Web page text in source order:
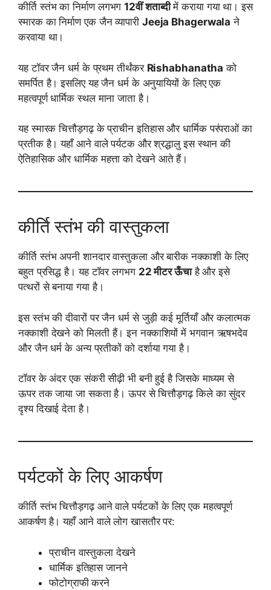
कीर्ति स्तंभ का निर्माण लगभग12वीं शताब्दीमें कराया गया था। इस
स्मारक का निर्माण एक जैन व्यापारी Jeeja Bhagerwala ने
करवाया था।
यह टॉवर जैन धर्म के प्रथम तीर्थंकर Rishabhanatha को
समर्पित है। इसलिए यह जैन धर्म के अनुयायियों के लिए एक
महत्वपूर्ण धार्मिक स्थल माना जाता है।
यह स्मारक चित्तौड़गढ़ के प्राचीन इतिहास और धार्मिक परंपराओं का
प्रतीक है। यहाँ आने वाले पर्यटक और श्रद्धालु इस स्थान की
ऐतिहासिक और धार्मिक महत्ता को देखने आते हैं।
कीर्ति स्तंभ की वास्तुकला
कीर्ति स्तंभ अपनी शानदार वास्तुकला और बारीक नक्काशी के लिए
बहुत प्रसिद्ध है। यह टॉवर लगभग 22 मीटर ऊँचाहै और इसे
पत्थरों से बनाया गया है।
इस स्तंभ की दीवारों पर जैन धर्म से जुड़ी कई मूर्तियाँ और कलात्मक
नक्काशी देखने को मिलती हैं। इन नक्काशियों में भगवान ऋषभदेव
और जैन धर्म के अन्य प्रतीकों को दर्शाया गया है।
टॉवर के अंदर एक संकरी सीढ़ी भी बनी हुई है जिसके माध्यम से
ऊपर तक जाया जा सकता है। ऊपर से चित्तौड़गढ़ किले का सुंदर
दृश्य दिखाई देता है।
पर्यटकों के लिए आकर्षण
कीर्ति स्तंभ चित्तौड़गढ़ आने वाले पर्यटकों के लिए एक महत्वपूर्ण
आकर्षण है। यहाँ आने वाले लोग खासतौर पर:
प्राचीन वास्तुकला देखने
धार्मिक इतिहास जानने
फोटोग्राफी करने